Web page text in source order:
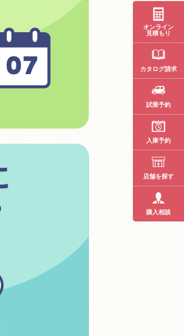
オンライン
見積もり
カタログ請求
試乗予約
入庫予約
店舗を探す
購入相談